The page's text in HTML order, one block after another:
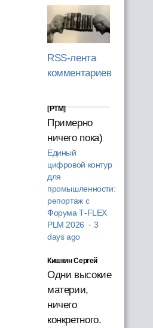
RSS-лента
комментариев
[PTM]
Примерно
ничего пока)
Единый
цифровой контур
для
промышленности:
репортаж с
Форума T‑FLEX
PLM 2026 · 3
days ago
Кишкин Сергей
Одни высокие
материи,
ничего
конкретного.